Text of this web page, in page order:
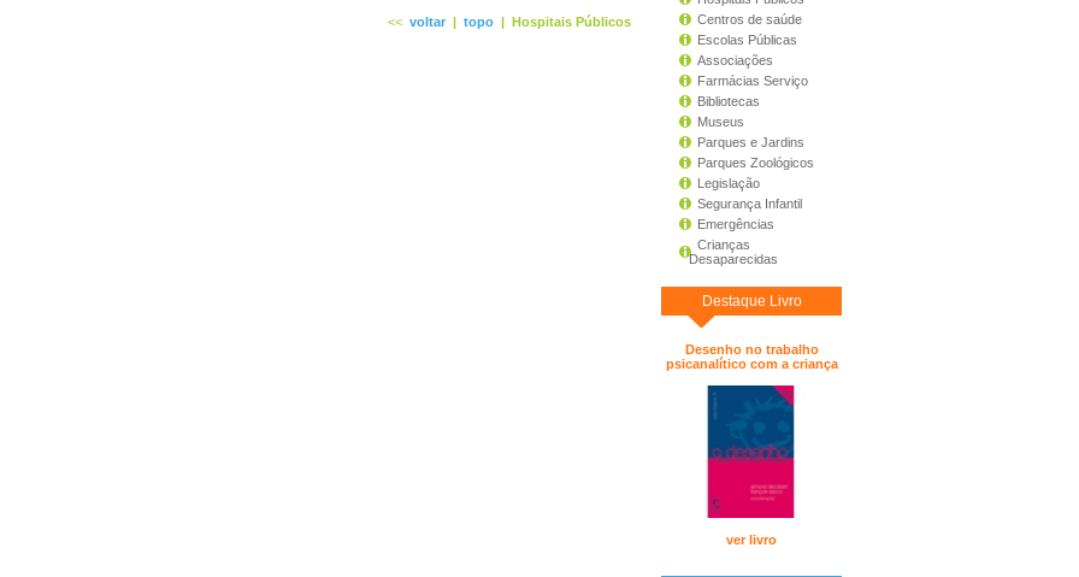
Centros de saúde
Escolas Públicas
Associações
Farmácias Serviço
Bibliotecas
Museus
Parques e Jardins
Parques Zoológicos
Legislação
Segurança Infantil
Emergências
Crianças
Desaparecidas
Destaque Livro
Desenho no trabalho
psicanalítico com a criança
ver livro
<< voltar | topo | Hospitais Públicos